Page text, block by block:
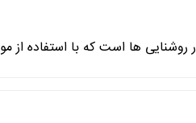
ها است که با استفاده از